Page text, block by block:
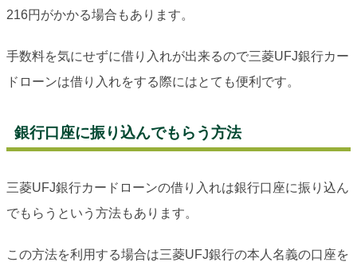
216円がかかる場合もあります。
手数料を気にせずに借り入れが出来るので三菱UFJ銀行カー
ドローンは借り入れをする際にはとても便利です。
銀行口座に振り込んでもらう方法
三菱UFJ銀行カードローンの借り入れは銀行口座に振り込ん
でもらうという方法もあります。
この方法を利用する場合は三菱UFJ銀行の本人名義の口座を